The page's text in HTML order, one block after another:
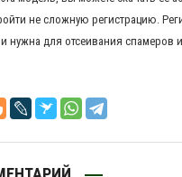
не сложную регистрацию.
нужна для отсеивания спамеров